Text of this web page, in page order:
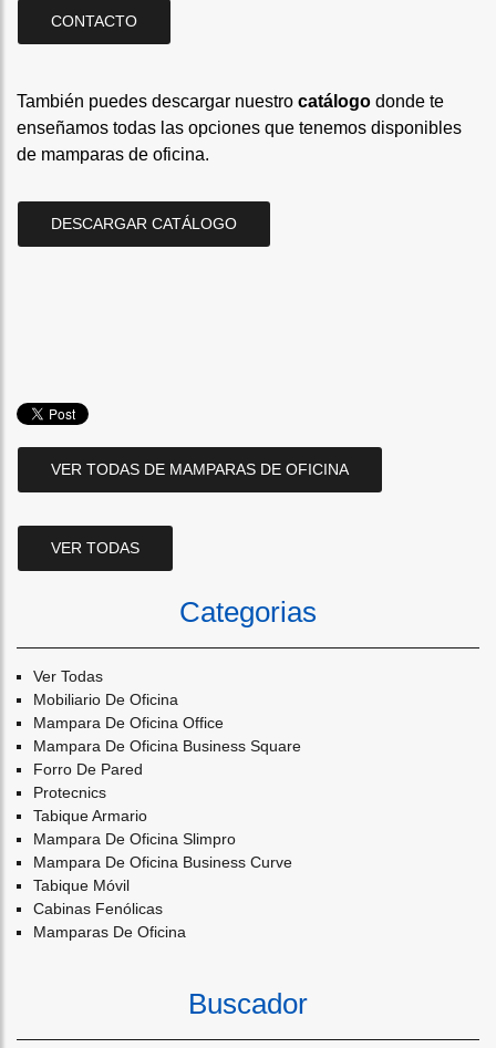
CONTACTO
También puedes descargar nuestro catálogo donde te
enseñamos todas las opciones que tenemos disponibles
de mamparas de oficina.
DESCARGAR CATÁLOGO
VER TODAS DE MAMPARAS DE OFICINA
VER TODAS
Categorias
Ver Todas
Mobiliario De Oficina
Mampara De Oficina Office
Mampara De Oficina Business Square
Forro De Pared
Protecnics
Tabique Armario
Mampara De Oficina Slimpro
Mampara De Oficina Business Curve
Tabique Móvil
Cabinas Fenólicas
Mamparas De Oficina
Buscador